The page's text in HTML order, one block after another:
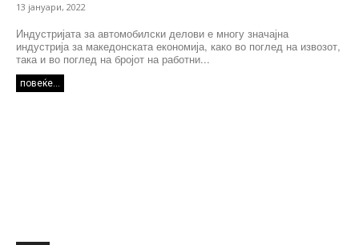
13 јануари, 2022
Индустријата за автомобилски делови е многу значајна
индустрија за македонската економија, како во поглед на извозот,
така и во поглед на бројот на работни...
повеќе...